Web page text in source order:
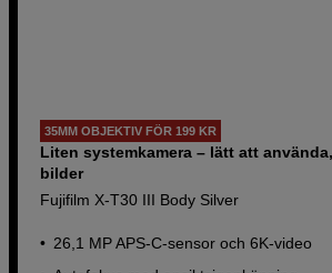
35MM OBJEKTIV FÖR 199 KR
Liten systemkamera – lätt att
bilder
Fujifilm X-T30 III Body Silver
26,1 MP APS-C-sensor och 6K-video